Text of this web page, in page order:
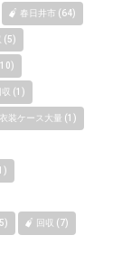
春日井市 (64)
(5)
収 (1)
衣装ケース大量 (1)
回収 (7)